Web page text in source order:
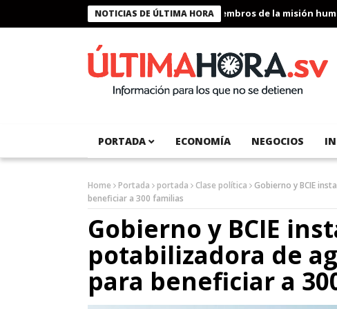
NOTICIAS DE ÚLTIMA HORA
Presidente Bukele condecora a miembros de la misión
PORTADA ECONOMÍA NEGOCIOS
Home Portada portada Clase política
Gobierno y BCIE
beneficiar a 300 familias
Gobierno y BCIE
potabilizadora de
para beneficiar a